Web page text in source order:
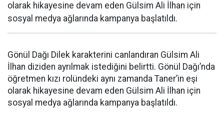
olarak hikayesine devam eden Gülsim Ali İlhan için
sosyal medya ağlarında kampanya başlatıldı.
Gönül Dağı Dilek karakterini canlandıran Gülsim Ali
İlhan diziden ayrılmak istediğini belirtti. Gönül Dağı’nda
öğretmen kızı rolündeki aynı zamanda Taner’in eşi
olarak hikayesine devam eden Gülsim Ali İlhan için
sosyal medya ağlarında kampanya başlatıldı.